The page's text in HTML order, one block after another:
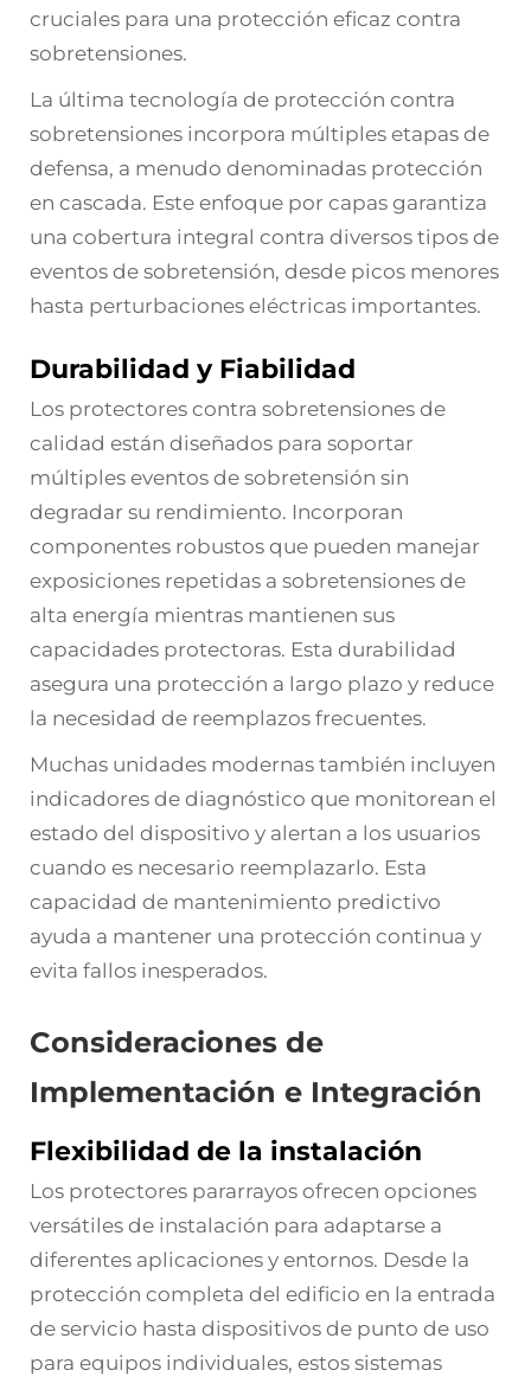
cruciales para una protección eficaz contra
sobretensiones.
La última tecnología de protección contra
sobretensiones incorpora múltiples etapas de
defensa, a menudo denominadas protección
en cascada. Este enfoque por capas garantiza
una cobertura integral contra diversos tipos de
eventos de sobretensión, desde picos menores
hasta perturbaciones eléctricas importantes.
Durabilidad y Fiabilidad
Los protectores contra sobretensiones de
calidad están diseñados para soportar
múltiples eventos de sobretensión sin
degradar su rendimiento. Incorporan
componentes robustos que pueden manejar
exposiciones repetidas a sobretensiones de
alta energía mientras mantienen sus
capacidades protectoras. Esta durabilidad
asegura una protección a largo plazo y reduce
la necesidad de reemplazos frecuentes.
Muchas unidades modernas también incluyen
indicadores de diagnóstico que monitorean el
estado del dispositivo y alertan a los usuarios
cuando es necesario reemplazarlo. Esta
capacidad de mantenimiento predictivo
ayuda a mantener una protección continua y
evita fallos inesperados.
Consideraciones de
Implementación e Integración
Flexibilidad de la instalación
Los protectores pararrayos ofrecen opciones
versátiles de instalación para adaptarse a
diferentes aplicaciones y entornos. Desde la
protección completa del edificio en la entrada
de servicio hasta dispositivos de punto de uso
para equipos individuales, estos sistemas